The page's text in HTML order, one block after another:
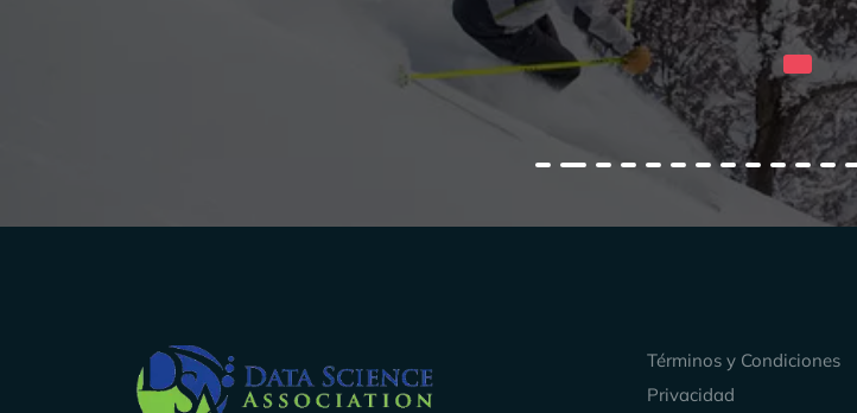
Company Info Keep Exploring
Términos y Condiciones
Privacidad